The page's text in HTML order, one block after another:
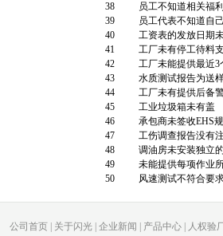
38
员工不知道相关福
39
员工代表不知道自
40
工资表的发放日期
41
工厂未有停工待料
42
工厂未能提供最近3
43
水质测试报告为送
44
工厂未有提供后备
45
工业垃圾箱未有盖
46
承包商未签收EHS
47
工伤调查报告没有
48
调油房未安装独立
49
未能提供每项作业
50
风速测试不符合要
公司首页 关于闪光 企业新闻 产品中心
人权验